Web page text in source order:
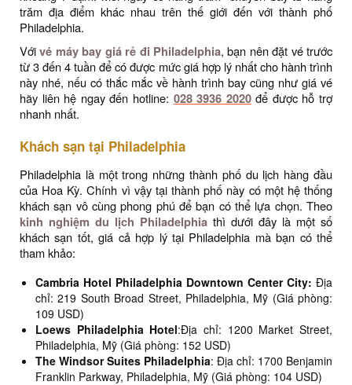
trăm địa điểm khác nhau trên thế giới đến với thành phố
Philadelphia.
Vớivé máy bay giá rẻ đi Philadelphia, bạn nên đặt vé trước
từ 3 đến 4 tuần để có được mức giá hợp lý nhất cho hành trình
này nhé, nếu có thắc mắc về hành trình bay cũng như giá vé
hãy liên hệ ngay đến hotline: 028 3936 2020để được hỗ trợ
nhanh nhất.
Khách sạn tại Philadelphia
Philadelphia là một trong những thành phố du lịch hàng đầu
của Hoa Kỳ. Chính vì vậy tại thành phố này có một hệ thống
khách sạn vô cùng phong phú để bạn có thể lựa chọn. Theo
kinh nghiệm du lịch Philadelphia thì dưới đây là một số
khách sạn tốt, giá cả hợp lý tại Philadelphia mà bạn có thể
tham khảo:
Cambria Hotel Philadelphia Downtown Center City: Địa
chỉ: 219 South Broad Street, Philadelphia, Mỹ (Giá phòng:
109 USD)
Loews Philadelphia Hotel:Địa chỉ: 1200 Market Street,
Philadelphia, Mỹ (Giá phòng: 152 USD)
The Windsor Suites Philadelphia: Địa chỉ: 1700 Benjamin
Franklin Parkway, Philadelphia, Mỹ (Giá phòng: 104 USD)